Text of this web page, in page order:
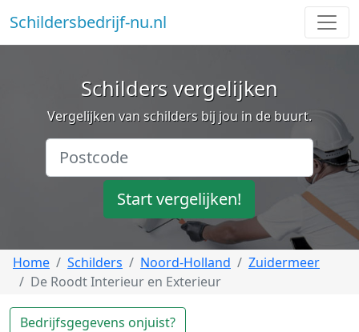
Schildersbedrijf-nu.nl
Schilders vergelijken
Vergelijken van schilders bij jou in de buurt.
Start vergelijken!
Home Schilders Noord-Holland
Zuidermeer
De Roodt Interieur en Exterieur
Bedrijfsgegevens onjuist?